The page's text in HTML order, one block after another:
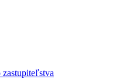
zastupiteľstva